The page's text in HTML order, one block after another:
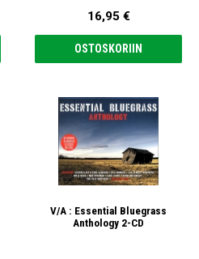
16,95 €
OSTOSKORIIN
V/A : Essential Bluegrass
Anthology 2-CD